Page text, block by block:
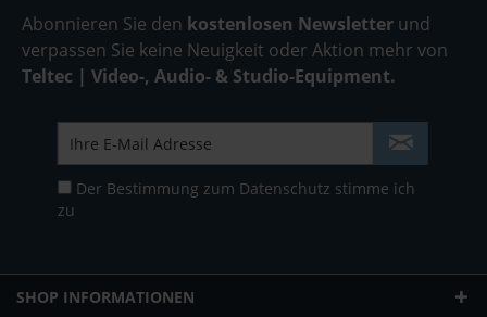
Abonnieren Sie den kostenlosen Newsletter und
verpassen Sie keine Neuigkeit oder Aktion mehr von
Teltec | Video-, Audio- & Studio-Equipment.
Der Bestimmung zum Datenschutz stimme ich
zu
SHOP INFORMATIONEN